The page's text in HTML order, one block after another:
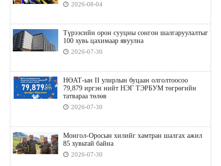
2026-08-04
Түрээсийн орон сууцны сонгон шалгаруулалтыг
100 хувь цахимаар явуулна
2026-07-30
НӨАТ-ын II улирлын буцаан олголтоосоо
79,879 иргэн нийт НЭГ ТЭРБУМ төгрөгийн
татвараа төлөв
2026-07-30
Монгол-Оросын хилийг хамтран шалгах ажил
85 хувьтай байна
2026-07-30